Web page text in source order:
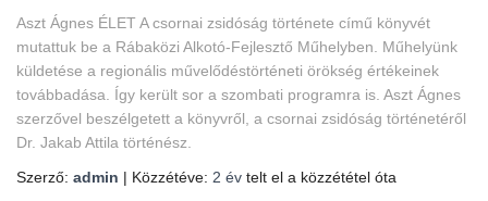
Aszt Ágnes ÉLET A csornai zsidóság története című könyvét
mutattuk be a Rábaközi Alkotó-Fejlesztő Műhelyben. Műhelyünk
küldetése a regionális művelődéstörténeti örökség értékeinek
továbbadása. Így került sor a szombati programra is. Aszt Ágnes
szerzővel beszélgetett a könyvről, a csornai zsidóság történetéről
Dr. Jakab Attila történész.
Szerző: admin | Közzétéve: 2 év telt el a közzététel óta